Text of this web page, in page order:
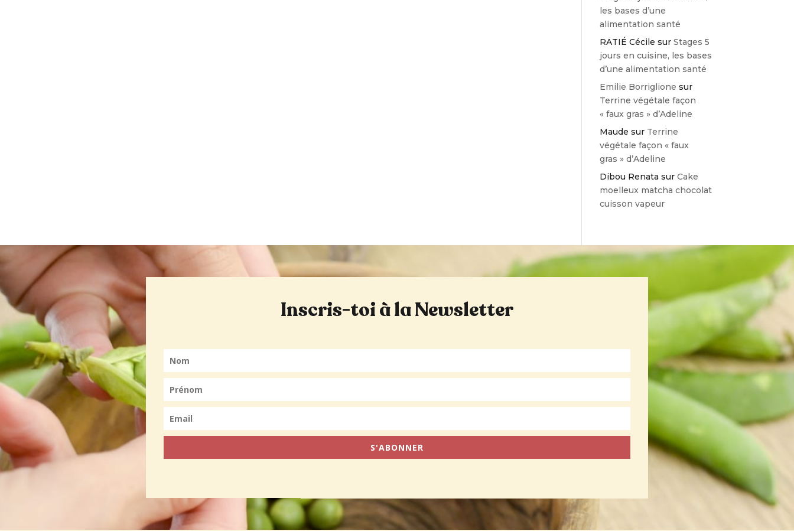
les bases d’une
alimentation santé
RATIÉ Cécile surStages 5
jours en cuisine, les bases
d’une alimentation santé
Emilie Borriglione sur
Terrine végétale façon
« faux gras » d’Adeline
Maude sur Terrine
végétale façon « faux
gras » d’Adeline
Dibou Renata surCake
moelleux matcha chocolat
cuisson vapeur
Inscris-toi à la Newsletter
S'ABONNER